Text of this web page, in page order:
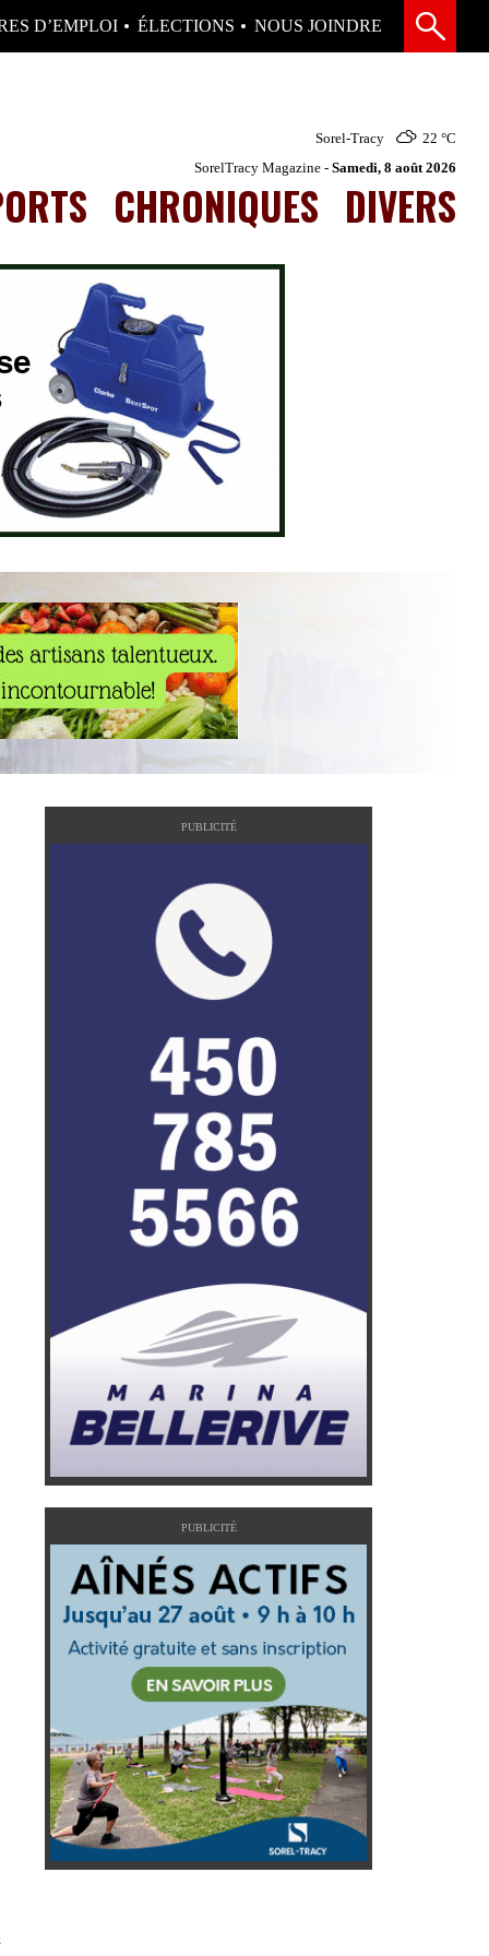
D’EMPLOI ÉLECTIONS NOUS JOINDRE
Sorel-Tracy 22 °C
SorelTracy Magazine - Samedi, 8 août 2026
CHRONIQUES DIVERS
PUBLICITÉ
PUBLICITÉ